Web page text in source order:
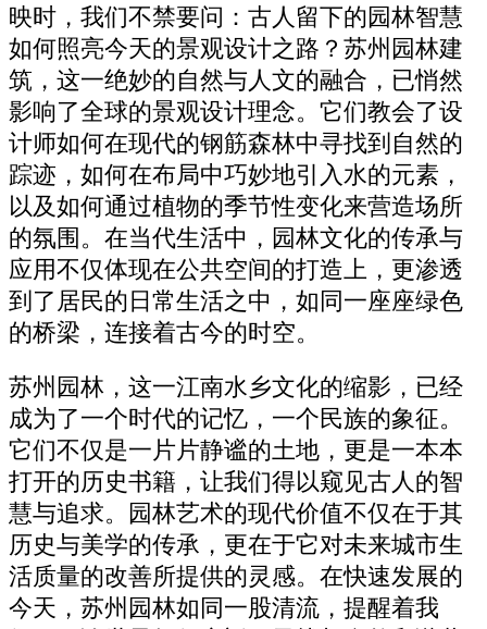
映时，我们不禁要问：古人留下的园林智慧
如何照亮今天的景观设计之路？苏州园林建
筑，这一绝妙的自然与人文的融合，已悄然
影响了全球的景观设计理念。它们教会了设
计师如何在现代的钢筋森林中寻找到自然的
踪迹，如何在布局中巧妙地引入水的元素，
以及如何通过植物的季节性变化来营造场所
的氛围。在当代生活中，园林文化的传承与
应用不仅体现在公共空间的打造上，更渗透
到了居民的日常生活之中，如同一座座绿色
的桥梁，连接着古今的时空。
苏州园林，这一江南水乡文化的缩影，已经
成为了一个时代的记忆，一个民族的象征。
它们不仅是一片片静谧的土地，更是一本本
打开的历史书籍，让我们得以窥见古人的智
慧与追求。园林艺术的现代价值不仅在于其
历史与美学的传承，更在于它对未来城市生
活质量的改善所提供的灵感。在快速发展的
今天，苏州园林如同一股清流，提醒着我